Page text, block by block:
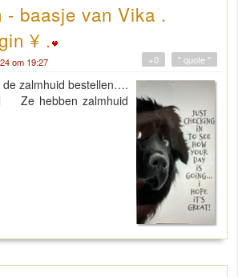
baasje van Vika .
¥ .
om 19:27 " quote "
+0
zalmhuid bestellen….
Ze hebben zalmhuid